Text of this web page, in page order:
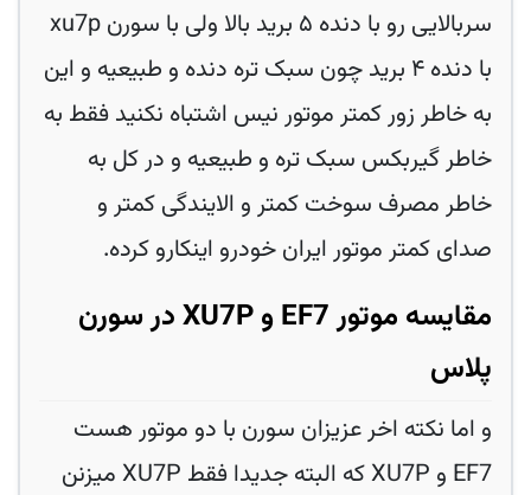
سربالایی رو با دنده ۵ برید بالا ولی با سورن xu7p
با دنده ۴ برید چون سبک تره دنده و طبیعیه و این
به خاطر زور کمتر موتور نیس اشتباه نکنید فقط به
خاطر گیربکس سبک تره و طبیعیه و در کل به
خاطر مصرف سوخت کمتر و الایندگی کمتر و
صدای کمتر موتور ایران خودرو اینکارو کرده.
مقایسه موتور EF7 و XU7P در سورن
پلاس
و اما نکته اخر عزیزان سورن با دو موتور هست
EF7 و XU7P که البته جدیدا فقط XU7P میزنن